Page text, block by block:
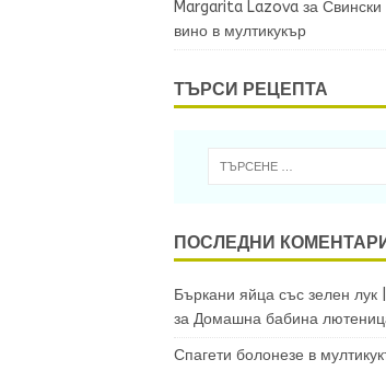
Margarita Lazovaза
вино в мултикукър
ТЪРСИ РЕЦЕПТА
ПОСЛЕДНИ
Бъркани яйца със зелен лук
за Домашна бабина
Спагети болонезе в